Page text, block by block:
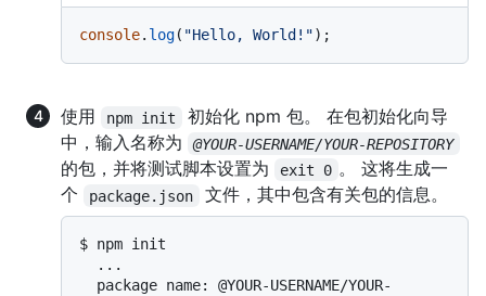
console. log( "Hello, World!"
使用 npm init
初始化 npm 包。 在包初始化向导
中，输入名称为
@YOUR-USERNAME/YOUR-REPOSITORY
的包，并将测试脚本设置为 exit 0 。 这将生成一
个
package.json 文件，其中包含有关包的信息。
$ npm init